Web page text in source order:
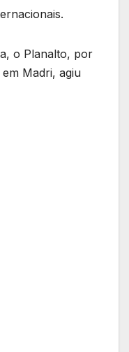
o Planalto, por
Madri, agiu